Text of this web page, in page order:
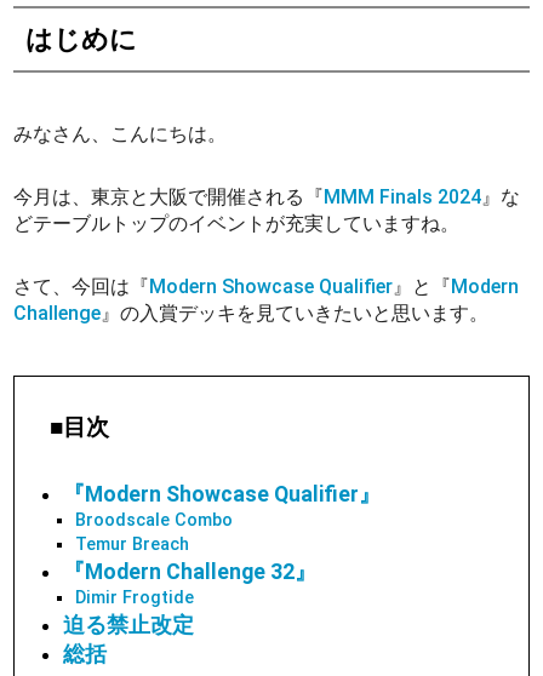
はじめに
みなさん、こんにちは。
今月は、東京と大阪で開催される『MMM Finals 2024 』な
どテーブルトップのイベントが充実していますね。
さて、今回は『Modern Showcase Qualifier 』と『Modern
Challenge 』の入賞デッキを見ていきたいと思います。
■目次
『Modern Showcase Qualifier』
Broodscale Combo
Temur Breach
『Modern Challenge 32』
Dimir Frogtide
迫る禁止改定
総括